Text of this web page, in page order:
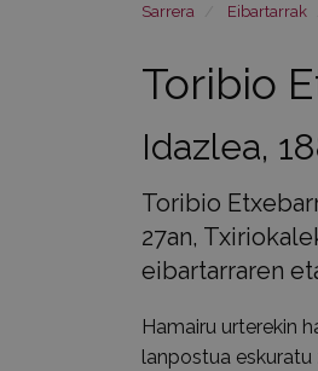
Sarrera Eibartarrak
Toribio
Idazlea,
Toribio
27an,
eibartarraren
Hamairu urterekin
lanpostua eskuratu